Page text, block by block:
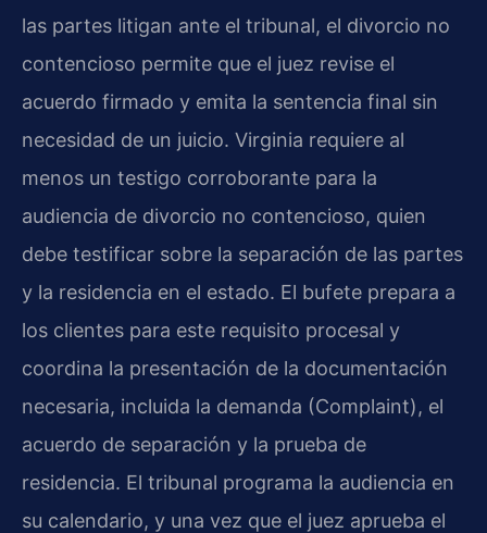
las partes litigan ante el tribunal, el divorcio no
contencioso permite que el juez revise el
acuerdo firmado y emita la sentencia final sin
necesidad de un juicio. Virginia requiere al
menos un testigo corroborante para la
audiencia de divorcio no contencioso, quien
debe testificar sobre la separación de las partes
y la residencia en el estado. El bufete prepara a
los clientes para este requisito procesal y
coordina la presentación de la documentación
necesaria, incluida la demanda (Complaint), el
acuerdo de separación y la prueba de
residencia. El tribunal programa la audiencia en
su calendario, y una vez que el juez aprueba el